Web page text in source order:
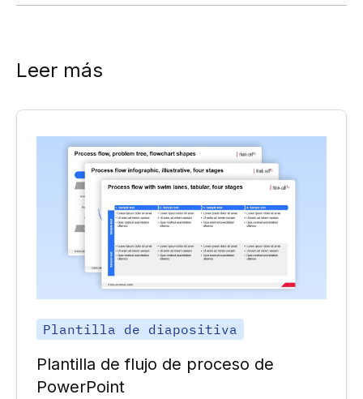
Leer más
Plantilla de diapositiva
Plantilla de flujo de proceso de
PowerPoint